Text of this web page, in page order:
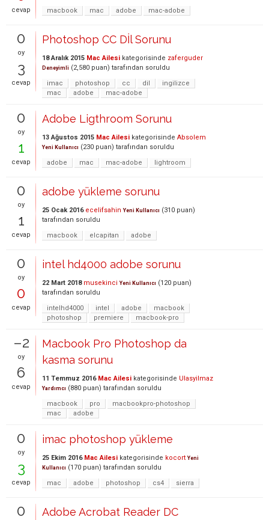
cevap macbook mac adobe mac-adobe
0
oy
3
cevap
Photoshop CC Dİl Sorunu
18 Aralık 2015 Mac Ailesi kategorisinde zaferguder
Deneyimli (2,580 puan) tarafından soruldu
imac
photoshop cc dil
ingilizce
mac
adobe mac-adobe
0
oy
1
cevap
Adobe Ligthroom Sorunu
13 Ağustos 2015 Mac Ailesi kategorisinde Absolem
Yeni Kullanıcı (230 puan) tarafından soruldu
adobe
mac mac-adobe lightroom
0
oy
1
cevap
adobe yükleme sorunu
25 Ocak 2016 ecelifsahin Yeni Kullanıcı (310 puan)
tarafından soruldu
macbook
elcapitan adobe
0
oy
0
cevap
intel hd4000 adobe sorunu
22 Mart 2018 musekinci Yeni Kullanıcı (120 puan)
tarafından soruldu
intelhd4000
intel adobe
macbook
photoshop
premiere macbook-pro
–2
oy
6
cevap
Macbook Pro Photoshop da
kasma sorunu
11 Temmuz 2016 Mac Ailesi kategorisinde Ulasyilmaz
Yardımcı (880 puan) tarafından soruldu
macbook
pro
macbookpro-photoshop
mac
adobe
0
oy
3
cevap
imac photoshop yükleme
25 Ekim 2016 Mac Ailesi kategorisinde kocort Yeni
Kullanıcı (170 puan) tarafından soruldu
mac
adobe photoshop cs4 sierra
0
Adobe Acrobat Reader DC